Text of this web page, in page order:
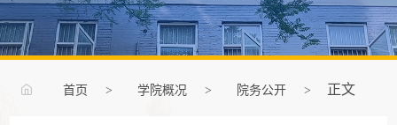
首页 > 学院概况 > 院务公开 > 正文